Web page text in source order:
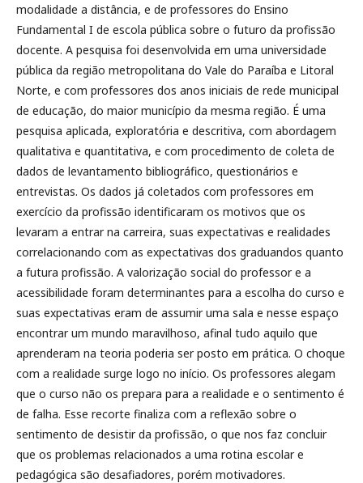
modalidade a distância, e de professores do Ensino
Fundamental I de escola pública sobre o futuro da profissão
docente. A pesquisa foi desenvolvida em uma universidade
pública da região metropolitana do Vale do Paraíba e Litoral
Norte, e com professores dos anos iniciais de rede municipal
de educação, do maior município da mesma região. É uma
pesquisa aplicada, exploratória e descritiva, com abordagem
qualitativa e quantitativa, e com procedimento de coleta de
dados de levantamento bibliográfico, questionários e
entrevistas. Os dados já coletados com professores em
exercício da profissão identificaram os motivos que os
levaram a entrar na carreira, suas expectativas e realidades
correlacionando com as expectativas dos graduandos quanto
a futura profissão. A valorização social do professor e a
acessibilidade foram determinantes para a escolha do curso e
suas expectativas eram de assumir uma sala e nesse espaço
encontrar um mundo maravilhoso, afinal tudo aquilo que
aprenderam na teoria poderia ser posto em prática. O choque
com a realidade surge logo no início. Os professores alegam
que o curso não os prepara para a realidade e o sentimento é
de falha. Esse recorte finaliza com a reflexão sobre o
sentimento de desistir da profissão, o que nos faz concluir
que os problemas relacionados a uma rotina escolar e
pedagógica são desafiadores, porém motivadores.